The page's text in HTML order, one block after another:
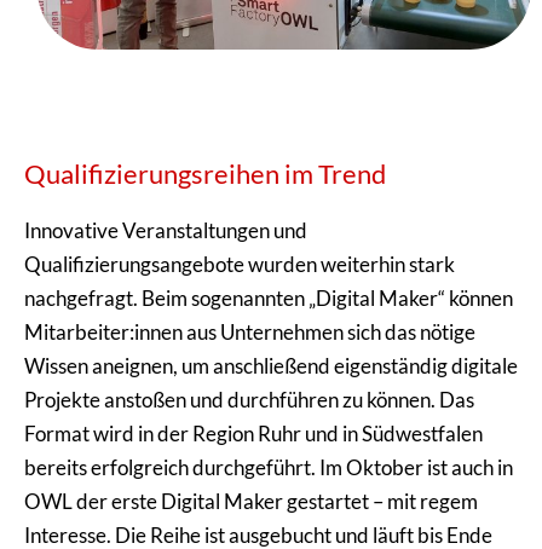
Qualifizierungsreihen im Trend
Innovative Veranstaltungen und
Qualifizierungsangebote wurden weiterhin stark
nachgefragt. Beim sogenannten „Digital Maker“ können
Mitarbeiter:innen aus Unternehmen sich das nötige
Wissen aneignen, um anschließend eigenständig digitale
Projekte anstoßen und durchführen zu können. Das
Format wird in der Region Ruhr und in Südwestfalen
bereits erfolgreich durchgeführt. Im Oktober ist auch in
OWL der erste Digital Maker gestartet – mit regem
Interesse. Die Reihe ist ausgebucht und läuft bis Ende